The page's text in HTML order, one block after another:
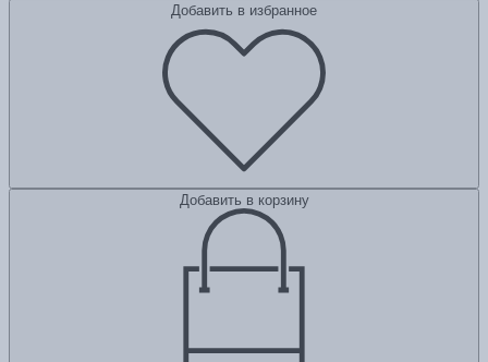
Добавить в избранное
Добавить в корзину